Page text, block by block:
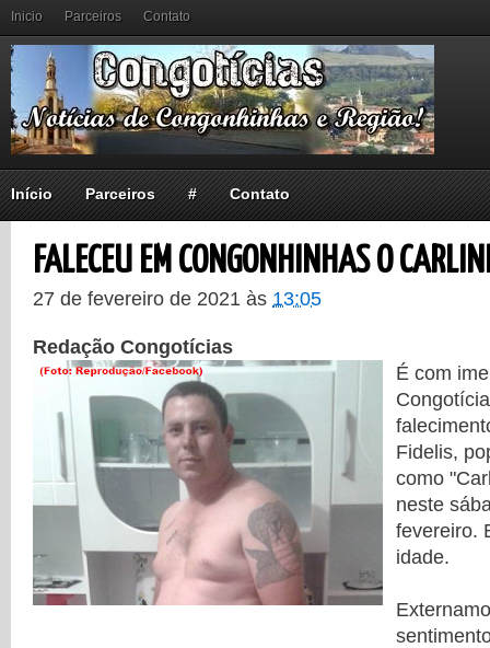
Inicio Parceiros Contato
Início Parceiros # Contato
FALECEU EM CONGONHINHAS O
27 de fevereiro de 2021 às 13:05
Redação Congotícias
É com
Fidelis,
como
neste
fevereiro.
idade.